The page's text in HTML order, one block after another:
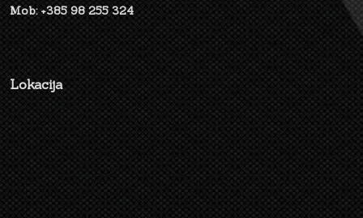
Mob: +385 98 255 324
Lokacija